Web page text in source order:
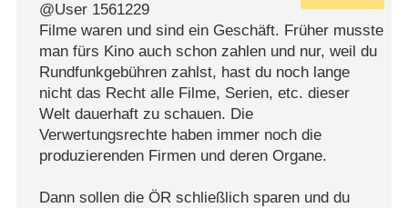
@User 1561229
Filme waren und sind ein Geschäft. Früher musste
man fürs Kino auch schon zahlen und nur, weil du
Rundfunkgebühren zahlst, hast du noch lange
nicht das Recht alle Filme, Serien, etc. dieser
Welt dauerhaft zu schauen. Die
Verwertungsrechte haben immer noch die
produzierenden Firmen und deren Organe.
Dann sollen die ÖR schließlich sparen und du